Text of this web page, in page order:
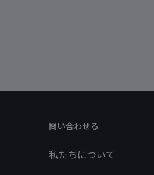
問い合わせる
私たちについて